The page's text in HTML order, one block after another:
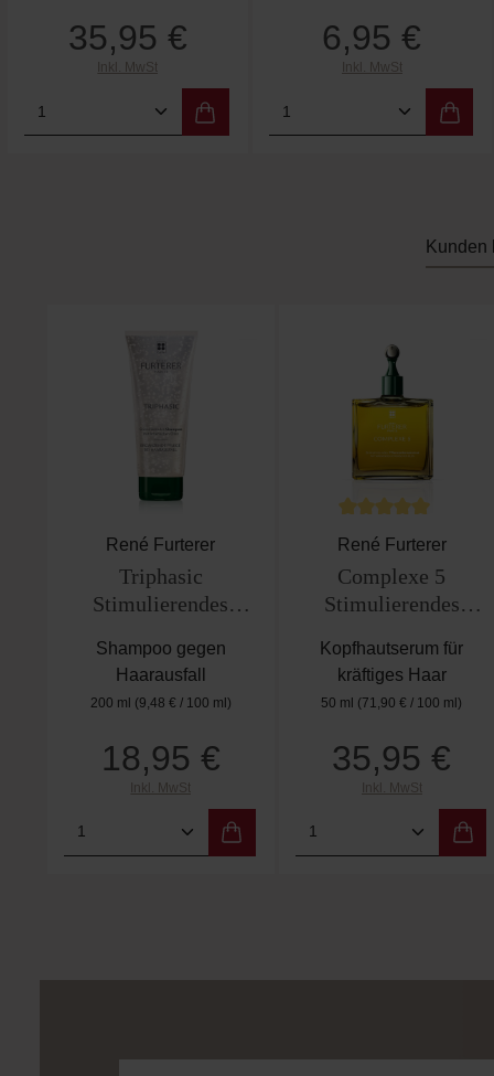
Regulärer Preis:
35,95 €
Inkl. MwSt
Produkt Anzahl: Gib den
Regulärer Preis:
6,95 €
Inkl. MwSt
Produkt Anzahl:
Kunden
René Furterer
Triphasic
Stimulierendes
Shampoo gegen
Haarausfall
200 ml (9,48 € / 100 ml)
Regulärer Preis:
18,95 €
Inkl. MwSt
Produkt Anzahl: Gib den
Durchschnittliche
René Furterer
Complexe 5
Stimulierendes
Kopfhautserum für
kräftiges Haar
50 ml (71,90 € / 100 ml)
Regulärer Preis:
35,95 €
Inkl. MwSt
Produkt